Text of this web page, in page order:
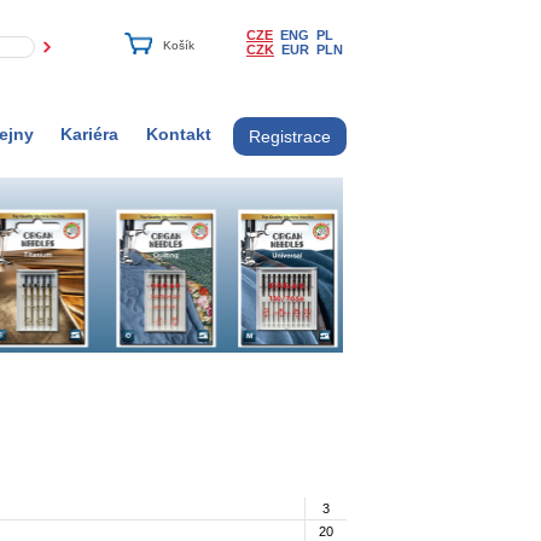
CZE ENG PL
CZK EUR PLN
Kariéra Kontakt Registrace
3
20